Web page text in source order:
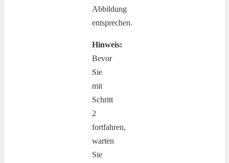
Abbildung
entsprechen.
Hinweis:
Bevor
Sie
mit
Schritt
2
fortfahren,
warten
Sie